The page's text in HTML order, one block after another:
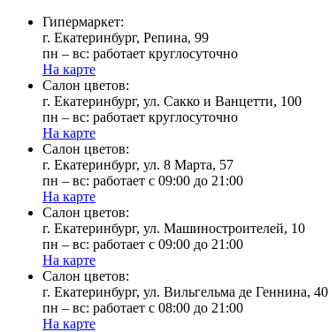
Гипермаркет:
г. Екатеринбург, Репина, 99
пн – вс: работает круглосуточно
На карте
Cалон цветов:
г. Екатеринбург, ул. Сакко и Ванцетти, 100
пн – вс: работает круглосуточно
На карте
Cалон цветов:
г. Екатеринбург, ул. 8 Марта, 57
пн – вс: работает с 09:00 до 21:00
На карте
Cалон цветов:
г. Екатеринбург, ул. Машиностроителей, 10
пн – вс: работает с 09:00 до 21:00
На карте
Cалон цветов:
г. Екатеринбург, ул. Вильгельма де Геннина, 40
пн – вс: работает с 08:00 до 21:00
На карте